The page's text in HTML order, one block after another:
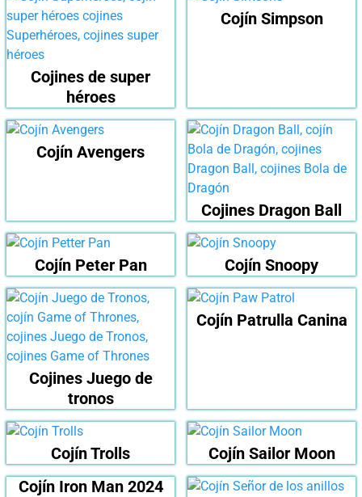
Cojines de super
héroes
Cojín Simpson
Cojín Avengers
Cojines Dragon Ball
Cojín Peter Pan Cojín Snoopy
Cojines Juego de
tronos
Cojín Patrulla Canina
Cojín Trolls
Cojín Sailor Moon
Cojín Iron Man 2024